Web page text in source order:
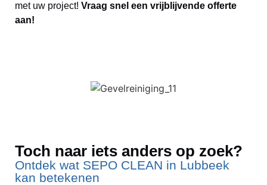
met uw project! Vraag snel een vrijblijvende offerte
aan!
Toch naar iets anders op zoek?
Ontdek wat SEPO CLEAN in Lubbeek
kan betekenen